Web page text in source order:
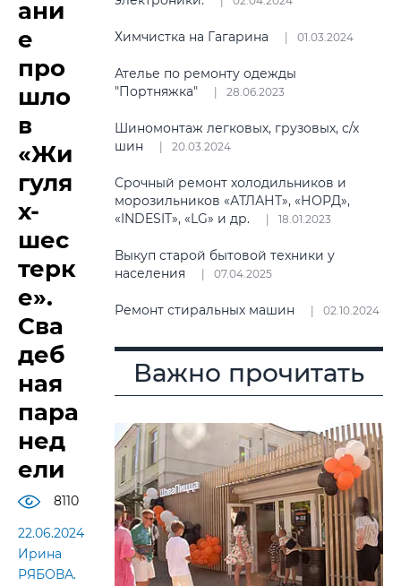
ани
е
про
шло
в
«Жи
гуля
х-
шес
терк
е».
Сва
деб
ная
пара
нед
ели
8110
22.06.2024
Ирина
РЯБОВА.
Химчистка на Гагарина 01.03.2024
Ателье по ремонту одежды
"Портняжка"
28.06.2023
Шиномонтаж легковых, грузовых, с/х
шин
20.03.2024
Срочный ремонт холодильников и
морозильников «АТЛАНТ», «НОРД»,
«INDESIT», «LG» и др.
18.01.2023
Выкуп старой бытовой техники у
населения
07.04.2025
Ремонт стиральных машин 02.10.2024
Важно прочитать